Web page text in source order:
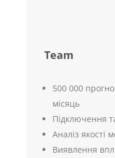
Team
500 000
місяць
Підключення
Аналіз якості
Виявлення